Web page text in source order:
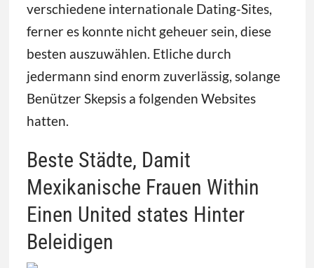
verschiedene internationale Dating-Sites,
ferner es konnte nicht geheuer sein, diese
besten auszuwählen. Etliche durch
jedermann sind enorm zuverlässig, solange
Benützer Skepsis a folgenden Websites
hatten.
Beste Städte, Damit
Mexikanische Frauen Within
Einen United states Hinter
Beleidigen